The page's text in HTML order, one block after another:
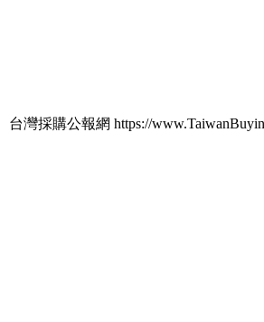
台灣採購公報網 https://